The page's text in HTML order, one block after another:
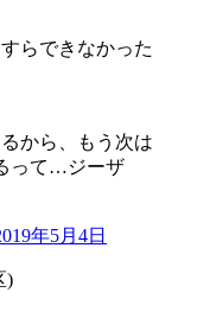
らできなかった
から、もう次は
って…ジーザ
年5月4日
)